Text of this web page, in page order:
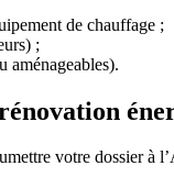
de chauffage ;
;
aménageables).
votre dossier à